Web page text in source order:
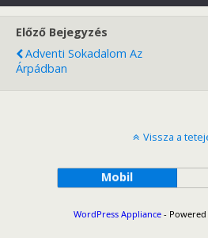
Előző Bejegyzés
Adventi Sokadalom Az
Árpádban
Vissza a
Mobil
WordPress Appliance -